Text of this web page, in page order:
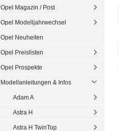
Opel Magazin / Post
Opel Modelljahrwechsel
Opel Neuheiten
Opel Preislisten
Opel Prospekte
Modellanleitungen & Infos
Adam A
Astra H
Astra H TwinTop